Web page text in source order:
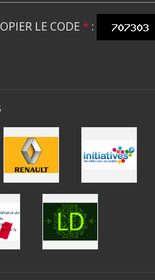
LE CODE * :